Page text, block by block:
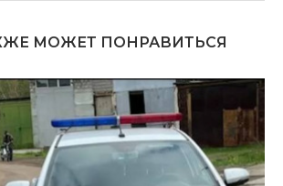
МОЖЕТ ПОНРАВИТЬСЯ